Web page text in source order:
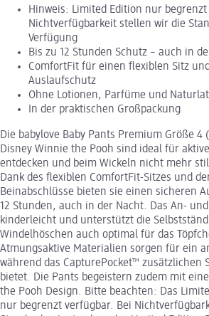
Hinweis: Limited Edition nur
Nichtverfügbarkeit stellen wir die
Verfügung
Bis zu 12 Stunden Schutz – auch in
ComfortFit für einen flexiblen Sitz
Auslaufschutz
Ohne Lotionen, Parfüme und
In der praktischen Großpackung
Die babylove Baby Pants Premium Größe 4
Disney Winnie the Pooh sind ideal für
entdecken und beim Wickeln nicht mehr
Dank des flexiblen ComfortFit-Sitzes und
Beinabschlüsse bieten sie einen sicheren
12 Stunden, auch in der Nacht. Das An-
kinderleicht und unterstützt die
Windelhöschen auch optimal für das
Atmungsaktive Materialien sorgen für ein
während das CapturePocket™ zusätzlichen
bietet. Die Pants begeistern zudem mit
the Pooh Design. Bitte beachten: Das
nur begrenzt verfügbar. Bei